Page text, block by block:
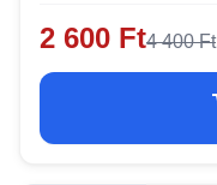
2 600 Ft4 400 Ft